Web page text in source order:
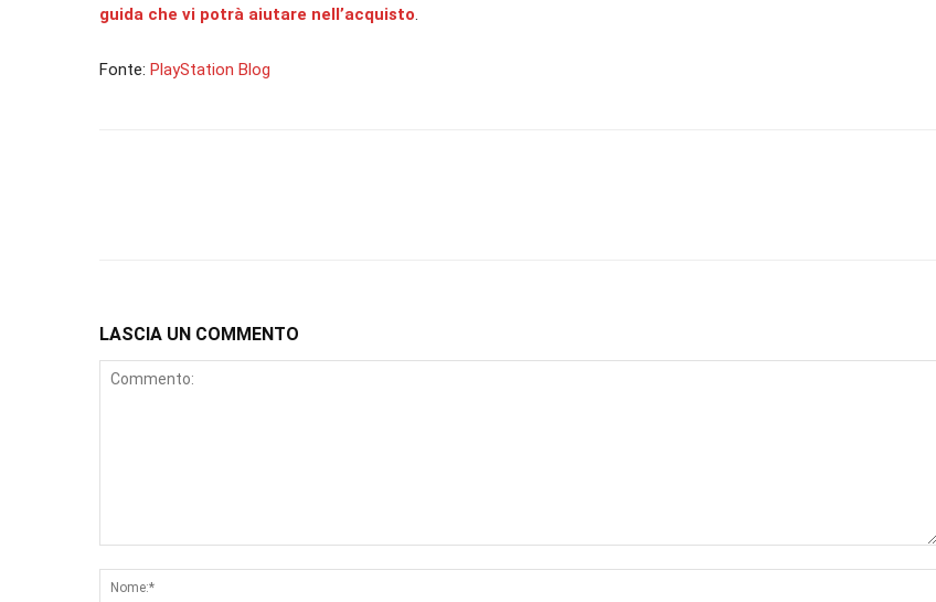
guida che vi potrà aiutare nell’acquisto.
Fonte: PlayStation Blog
LASCIA UN COMMENTO